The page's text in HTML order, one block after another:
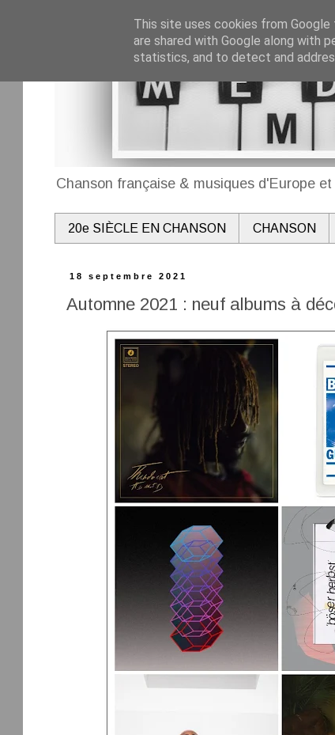
Chanson française & musiques d'Europe
20e SIÈCLE EN CHANSON CHANSON
18 septembre 2021
Automne 2021 : neuf albums à
This site uses cookies from
are shared with Google along with
statistics, and to detect and